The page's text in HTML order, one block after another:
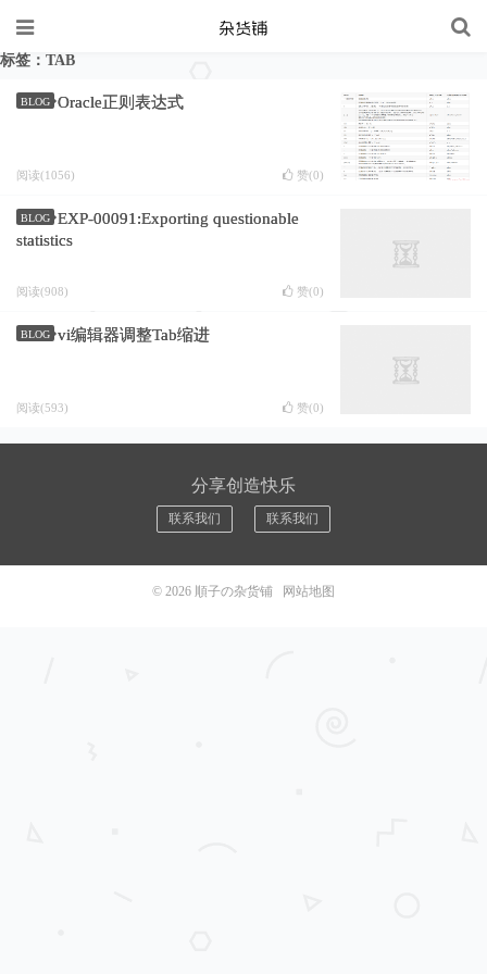
标签：TAB
BLOG Oracle正则表达式
阅读(1056) 赞(0)
BLOG
EXP-00091:Exporting questionable
statistics
阅读(908) 赞(0)
BLOG vi编辑器调整Tab缩进
阅读(593) 赞(0)
分享创造快乐
联系我们 联系我们
© 2026 順子の杂货铺 网站地图